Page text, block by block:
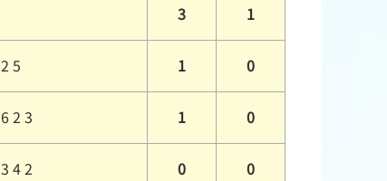
3 1
5 1 0
2 3 1 0
4 2 0 0